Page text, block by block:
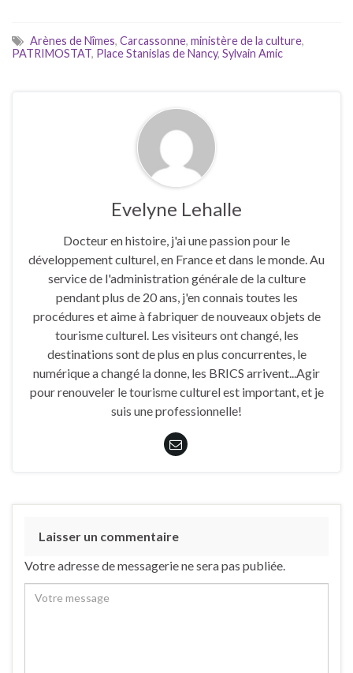
Arènes de Nîmes, Carcassonne, ministère de la culture,
PATRIMOSTAT, Place Stanislas de Nancy, Sylvain Amic
Evelyne Lehalle
Docteur en histoire, j'ai une passion pour le
développement culturel, en France et dans le monde. Au
service de l'administration générale de la culture
pendant plus de 20 ans, j'en connais toutes les
procédures et aime à fabriquer de nouveaux objets de
tourisme culturel. Les visiteurs ont changé, les
destinations sont de plus en plus concurrentes, le
numérique a changé la donne, les BRICS arrivent...Agir
pour renouveler le tourisme culturel est important, et je
suis une professionnelle!
Laisser un commentaire
Votre adresse de messagerie ne sera pas publiée.